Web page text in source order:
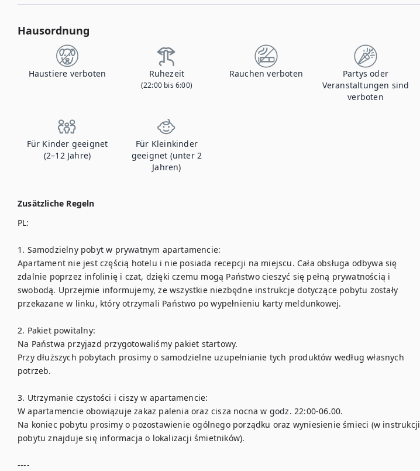
Hausordnung
Haustiere verboten Ruhezeit
(22:00 bis 6:00)
Rauchen verboten
Partys oder
Veranstaltungen sind
verboten
Für Kinder geeignet
(2–12 Jahre)
Für Kleinkinder
geeignet (unter 2
Jahren)
Zusätzliche Regeln
PL:
1. Samodzielny pobyt w prywatnym apartamencie:
Apartament nie jest częścią hotelu i nie posiada recepcji na miejscu. Cała obsługa odbywa się
zdalnie poprzez infolinię i czat, dzięki czemu mogą Państwo cieszyć się pełną prywatnością i
swobodą. Uprzejmie informujemy, że wszystkie niezbędne instrukcje dotyczące pobytu zostały
przekazane w linku, który otrzymali Państwo po wypełnieniu karty meldunkowej.
2. Pakiet powitalny:
Na Państwa przyjazd przygotowaliśmy pakiet startowy.
Przy dłuższych pobytach prosimy o samodzielne uzupełnianie tych produktów według własnych
potrzeb.
3. Utrzymanie czystości i ciszy w apartamencie:
W apartamencie obowiązuje zakaz palenia oraz cisza nocna w godz. 22:00-06.00.
Na koniec pobytu prosimy o pozostawienie ogólnego porządku oraz wyniesienie śmieci (w instrukcji
pobytu znajduje się informacja o lokalizacji śmietników).
----